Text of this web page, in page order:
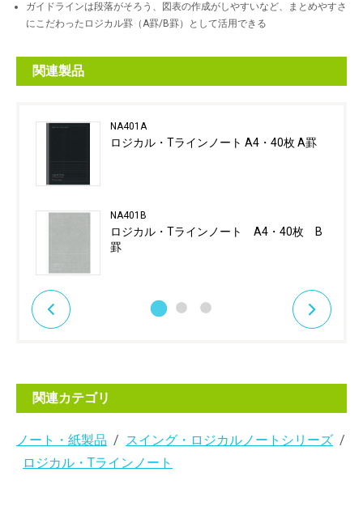
ガイドラインは段落がそろう、図表の作成がしやすいなど、まとめやすさ
にこだわったロジカル罫（A罫/B罫）として活用できる
関連製品
NA401A
ロジカル・Tラインノート A4・40枚 A罫
NA401B
ロジカル・Tラインノート A4・40枚 B
罫
関連カテゴリ
ノート・紙製品
スイング・ロジカルノートシリーズ
ロジカル・Tラインノート